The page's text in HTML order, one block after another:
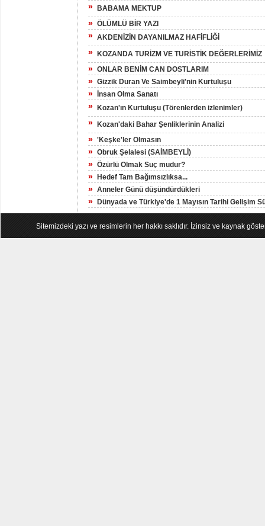
» BABAMA MEKTUP
» ÖLÜMLÜ BİR YAZI
» AKDENİZİN DAYANILMAZ HAFİFLİĞİ
» KOZANDA TURİZM VE TURİSTİK DEĞERLERİMİZ
» ONLAR BENİM CAN DOSTLARIM
» Gizzik Duran Ve Saimbeyli'nin Kurtuluşu
» İnsan Olma Sanatı
» Kozan'ın Kurtuluşu (Törenlerden izlenimler)
» Kozan'daki Bahar Şenliklerinin Analizi
» 'Keşke'ler Olmasın
» Obruk Şelalesi (SAİMBEYLİ)
» Özürlü Olmak Suç mudur?
» Hedef Tam Bağımsızlıksa...
» Anneler Günü düşündürdükleri
» Dünyada ve Türkiye'de 1 Mayısın Tarihi Gelişim
Sitemizdeki yazı ve resimlerin her hakkı saklıdır. İzinsiz ve kaynak